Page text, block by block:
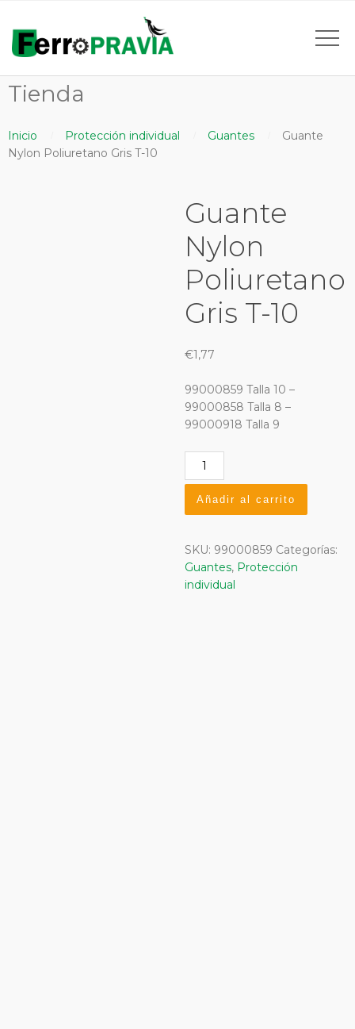
Tienda
Inicio Protección individual Guantes
Guante
Nylon Poliuretano Gris T-10
Guante
Nylon
Poliuretano
Gris T-10
€1,77
99000859 Talla 10 –
99000858 Talla 8 –
99000918 Talla 9
Guante
Nylon
Poliuretano
Gris
10
cantidad
Añadir al carrito
SKU: 99000859 Categorías:
Guantes, Protección
individual